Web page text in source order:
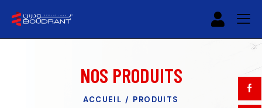
NOS PRODUITS
ACCUEIL PRODUITS